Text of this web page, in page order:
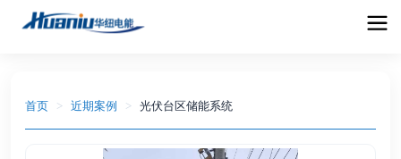
首页 > 近期案例 > 光伏台区储能系统